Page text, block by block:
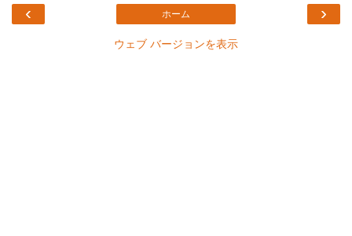
‹ ›
ホーム
ウェブ バージョンを表示